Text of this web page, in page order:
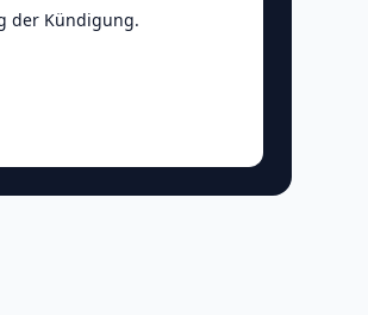
der Kündigung.